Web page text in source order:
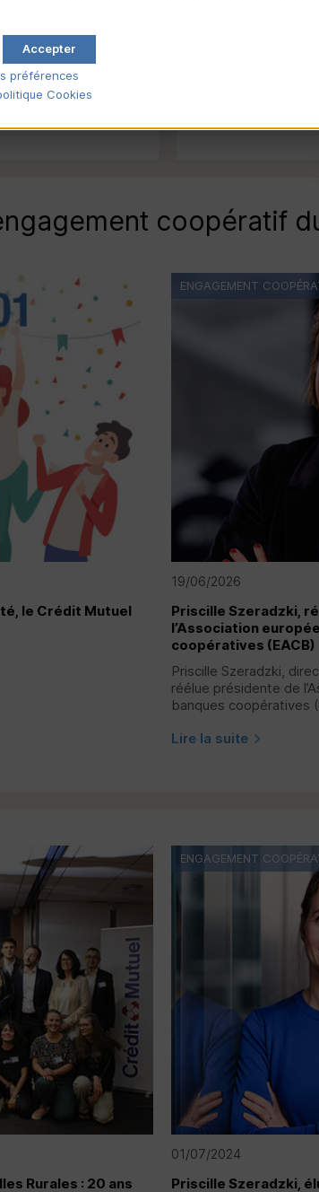
et recherches
et d’économie
coopératif
le Crédit Mutuel
19/06/2026
Priscille Szeradzki,
l’Association
coopératives (EACB)
Priscille Szeradzki,
réélue présidente de
banques coopératives (
Lire la suite
ENGAGEMENT
Rurales : 20 ans
01/07/2024
Priscille Szeradzki,
ENGAGEMENT
Accepter
préférences
Cookies